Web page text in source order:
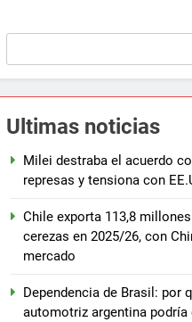
Ultimas noticias
Milei destraba el acuerdo
represas y tensiona con
Chile exporta 113,8
cerezas en 2025/26, con
mercado
Dependencia de Brasil: por
automotriz argentina podría